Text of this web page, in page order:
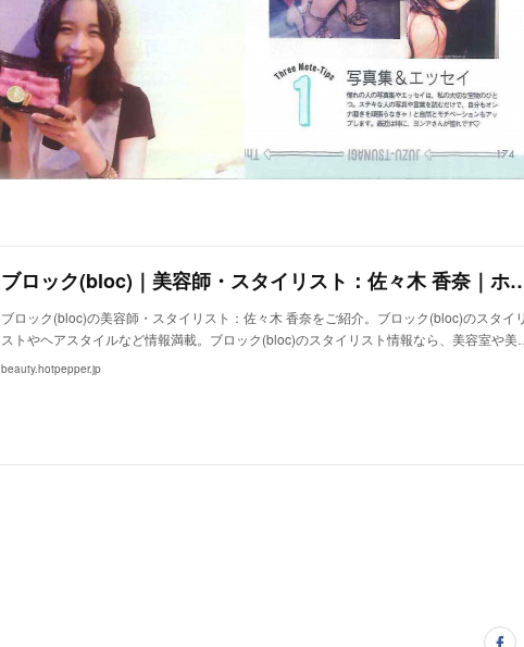
ブロック(bloc)｜美容師・スタイリスト
ブロック(bloc)の美容師・スタイリスト：佐々木 香奈をご紹介。ブロック(bloc)のスタイリ
ストやヘアスタイルなど情報満載。ブロック(bloc)のスタイリスト情報なら、美容室や
beauty.hotpepper.jp